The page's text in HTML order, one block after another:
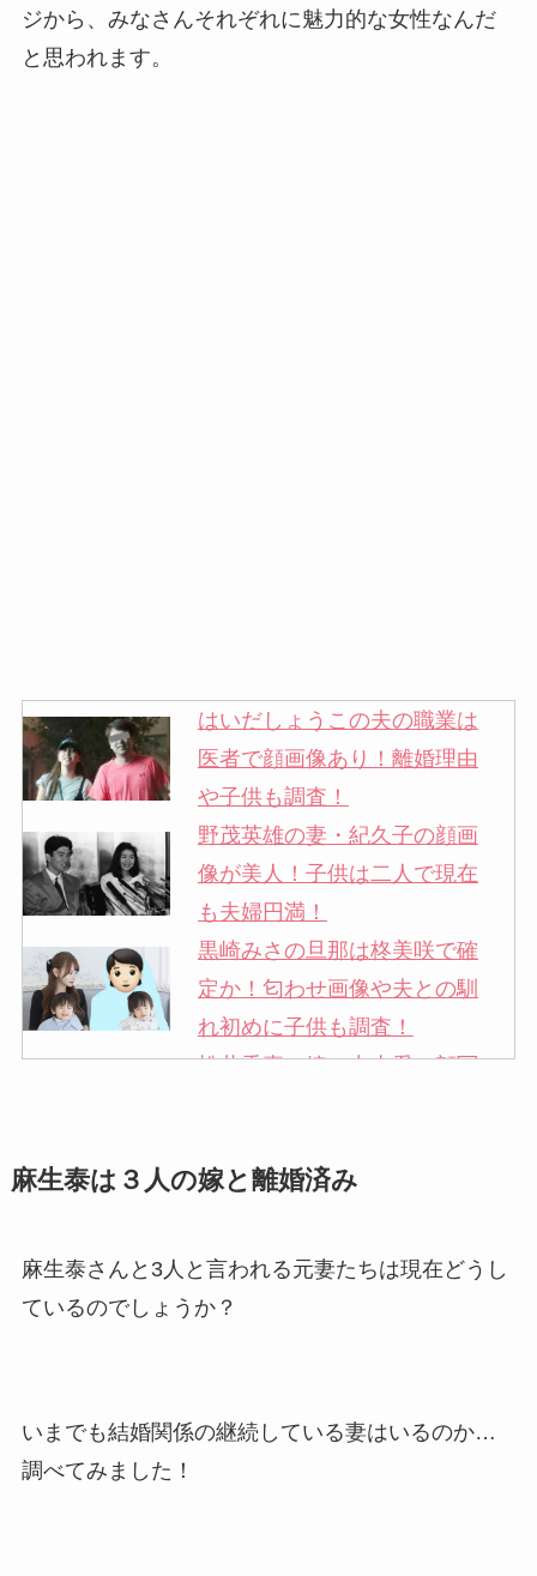
ジから、みなさんそれぞれに魅力的な女性なんだ
と思われます。
はいだしょうこの夫の職業は
医者で顔画像あり！離婚理由
や子供も調査！
野茂英雄の妻・紀久子の顔画
像が美人！子供は二人で現在
も夫婦円満！
黒崎みさの旦那は柊美咲で確
定か！匂わせ画像や夫との馴
れ初めに子供も調査！
松井秀喜の嫁・中山愛の顔写
申真衣の旦那・工藤けんの現
子供も調査！
竹田恒泰の奥さんの顔写真が
顔画像！元嫁との離婚理由や
麻生泰は３人の嫁と離婚済み
麻生泰さんと3人と言われる元妻たちは現在どうし
ているのでしょうか？
いまでも結婚関係の継続している妻はいるのか…
調べてみました！